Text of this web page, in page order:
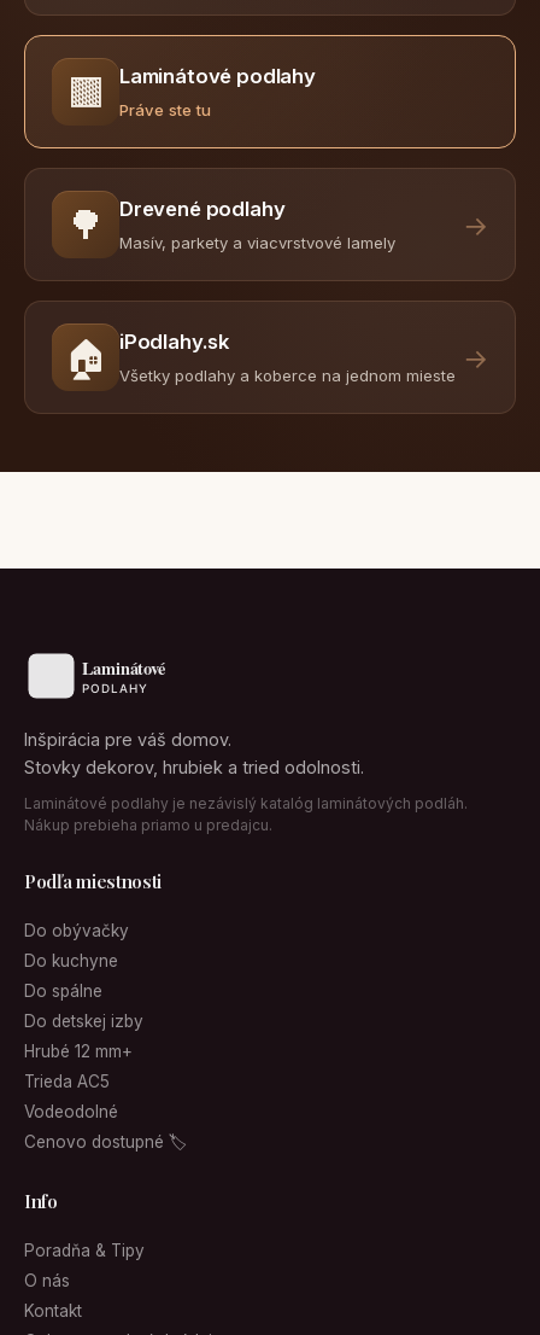
🟫 Laminátové podlahy
Práve ste tu
🌳 Drevené podlahy
Masív, parkety a viacvrstvové lamely
→
🏠 iPodlahy.sk
Všetky podlahy a koberce na jednom mieste
→
Inšpirácia pre váš domov.
Stovky dekorov, hrubiek a tried odolnosti.
Laminátové podlahy je nezávislý katalóg laminátových podláh.
Nákup prebieha priamo u predajcu.
Podľa miestnosti
Do obývačky
Do kuchyne
Do spálne
Do detskej izby
Hrubé 12 mm+
Trieda AC5
Vodeodolné
Cenovo dostupné 🏷
Info
Poradňa & Tipy
O nás
Kontakt